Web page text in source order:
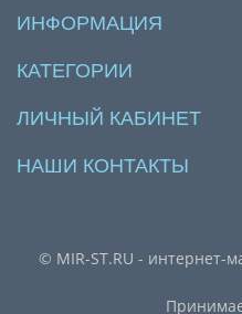
ИНФОРМАЦИЯ
КАТЕГОРИИ
ЛИЧНЫЙ КАБИНЕТ
НАШИ КОНТАКТЫ
© MIR-ST.RU - интернет-